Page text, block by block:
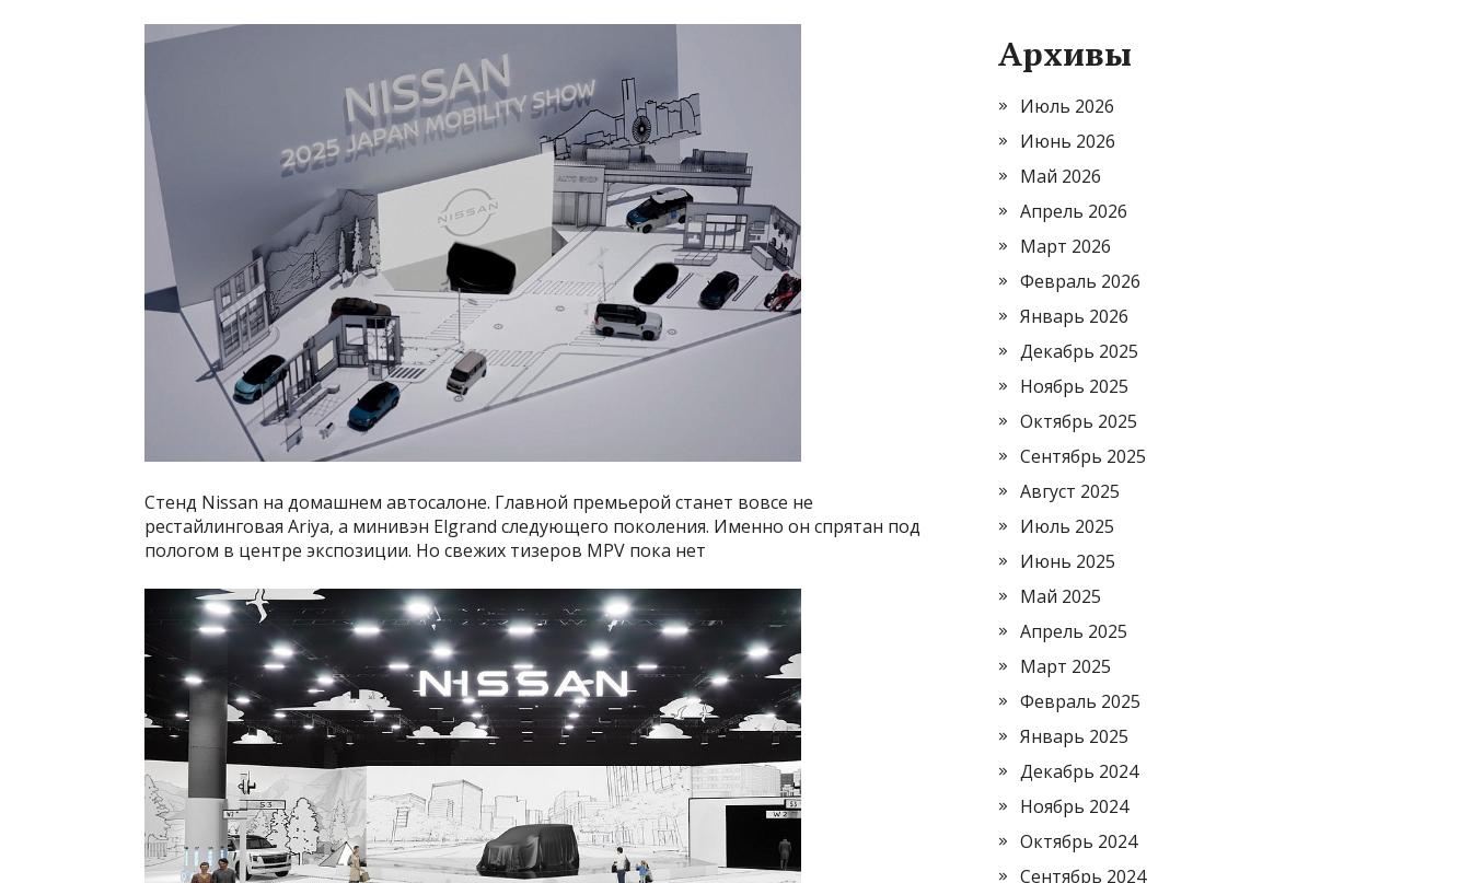
Стенд Nissan на домашнем автосалоне. Главной премьерой станет вовсе не
рестайлинговая Ariya, а минивэн Elgrand следующего поколения. Именно он спрятан под
пологом в центре экспозиции. Но свежих тизеров MPV пока нет
Архивы
Июль 2026
Июнь 2026
Май 2026
Апрель 2026
Март 2026
Февраль 2026
Январь 2026
Декабрь 2025
Ноябрь 2025
Октябрь 2025
Сентябрь 2025
Август 2025
Июль 2025
Июнь 2025
Май 2025
Апрель 2025
Март 2025
Февраль 2025
Январь 2025
Декабрь 2024
Ноябрь 2024
Октябрь 2024
Сентябрь 2024